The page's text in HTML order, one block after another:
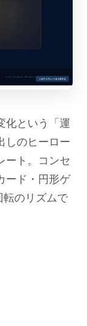
化という「運
しのヒーロー
ート。コンセ
ード・円形ゲ
転のリズムで